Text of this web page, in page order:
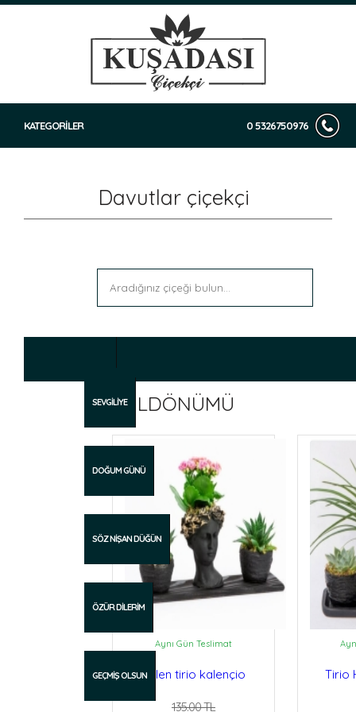
KATEGORİLER 0 5326750976
Davutlar çiçekçi
SEVGİLİYE
DOĞUM GÜNÜ
SÖZ NİŞAN DÜĞÜN
ÖZÜR DİLERİM
GEÇMİŞ OLSUN
YILDÖNÜMÜ
Aynı Gün Teslimat
Helen tirio kalençio
135.00 TL
Tirio